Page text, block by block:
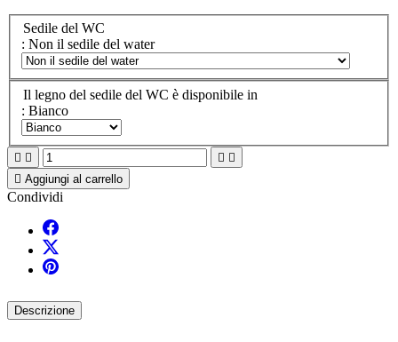
Sedile del WC
: Non il sedile del water
Il legno del sedile del WC è disponibile in
: Bianco
   
 Aggiungi al carrello
Condividi
Descrizione